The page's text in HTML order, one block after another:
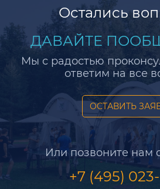
Остались
ДАВАЙТЕ
Мы с радостью
ответим на все
ОСТАВИТЬ
Или позвоните нам
+7 (495) 023-